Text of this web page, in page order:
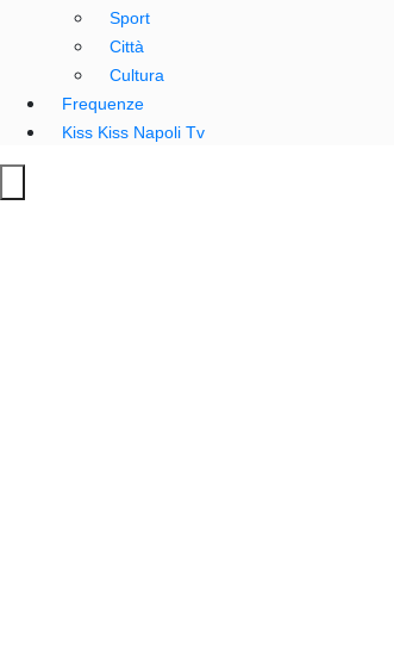
Sport
Città
Cultura
Frequenze
Kiss Kiss Napoli Tv